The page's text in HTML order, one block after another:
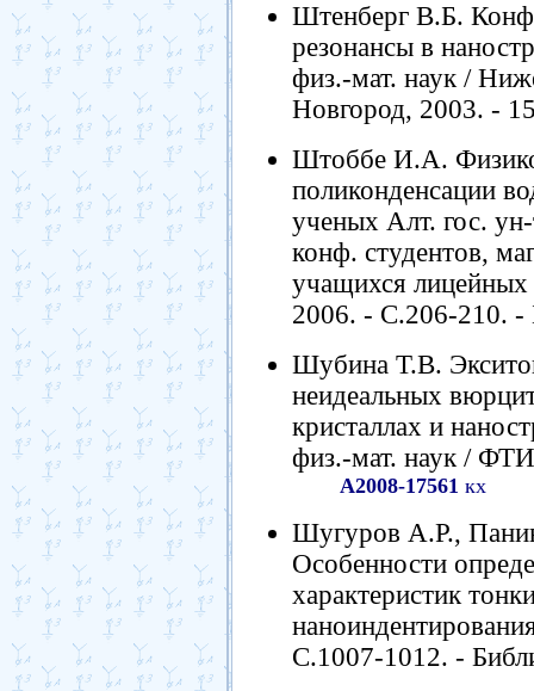
Штенберг В.Б.
резонансы в
физ.-мат. наук /
Новгород, 2003. -
Штоббе И.А.
поликонденсации
ученых Алт. гос.
конф. студентов,
учащихся
2006. - С.206-210. -
Шубина Т.В.
неидеальных
кристаллах и
физ.-мат. наук /
А2008-17561 кх
Шугуров А.Р.,
Особенности
характеристик
С.1007-1012. -